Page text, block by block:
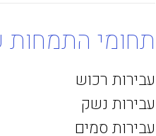
תחומי
עבירות רכוש
עבירות נשק
עבירות סמים